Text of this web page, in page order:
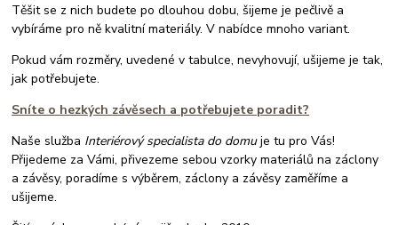
Těšit se z nich budete po dlouhou dobu, šijeme je pečlivě a
vybíráme pro ně kvalitní materiály. V nabídce mnoho variant.
Pokud vám rozměry, uvedené v tabulce, nevyhovují, ušijeme je tak,
jak potřebujete.
Sníte o hezkých závěsech a potřebujete poradit?
Naše služba Interiérový specialista do domuje tu pro Vás!
Přijedeme za Vámi, přivezeme sebou vzorky materiálů na záclony
a závěsy, poradíme s výběrem, záclony a závěsy zaměříme a
ušijeme.